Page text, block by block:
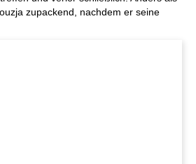
zupackend, nachdem er seine